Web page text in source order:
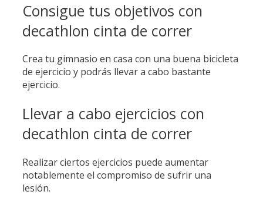
Consigue tus objetivos con
decathlon cinta de correr
Crea tu gimnasio en casa con una buena bicicleta
de ejercicio y podrás llevar a cabo bastante
ejercicio.
Llevar a cabo ejercicios con
decathlon cinta de correr
Realizar ciertos ejercicios puede aumentar
notablemente el compromiso de sufrir una
lesión.